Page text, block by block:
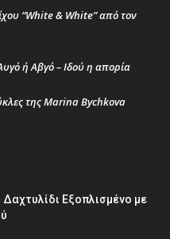
“White & White” από τον
ή Αβγό – Ιδού η απορία
της Marina Bychkova
Εξοπλισμένο με